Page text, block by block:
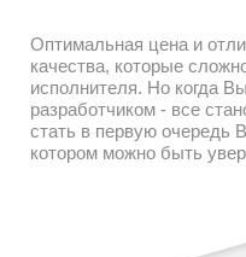
Оптимальная цена и
качества, которые
исполнителя. Но когда
разработчиком - все
стать в первую
котором можно быть